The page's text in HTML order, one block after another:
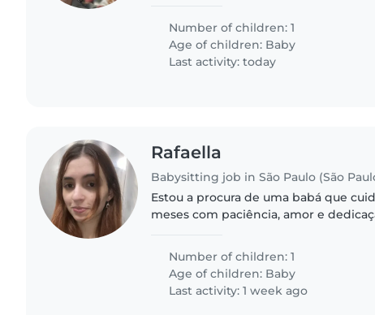
Number of children: 1
Age of children: Baby
Last activity: today
Rafaella
Babysitting job in São Paulo (São
Estou a procura de uma babá que
meses com paciência, amor e
Number of children: 1
Age of children: Baby
Last activity: 1 week ago